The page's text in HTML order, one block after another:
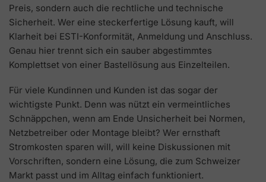
Preis, sondern auch die rechtliche und technische
Sicherheit. Wer eine steckerfertige Lösung kauft, will
Klarheit bei ESTI-Konformität, Anmeldung und Anschluss.
Genau hier trennt sich ein sauber abgestimmtes
Komplettset von einer Bastellösung aus Einzelteilen.
Für viele Kundinnen und Kunden ist das sogar der
wichtigste Punkt. Denn was nützt ein vermeintliches
Schnäppchen, wenn am Ende Unsicherheit bei Normen,
Netzbetreiber oder Montage bleibt? Wer ernsthaft
Stromkosten sparen will, will keine Diskussionen mit
Vorschriften, sondern eine Lösung, die zum Schweizer
Markt passt und im Alltag einfach funktioniert.